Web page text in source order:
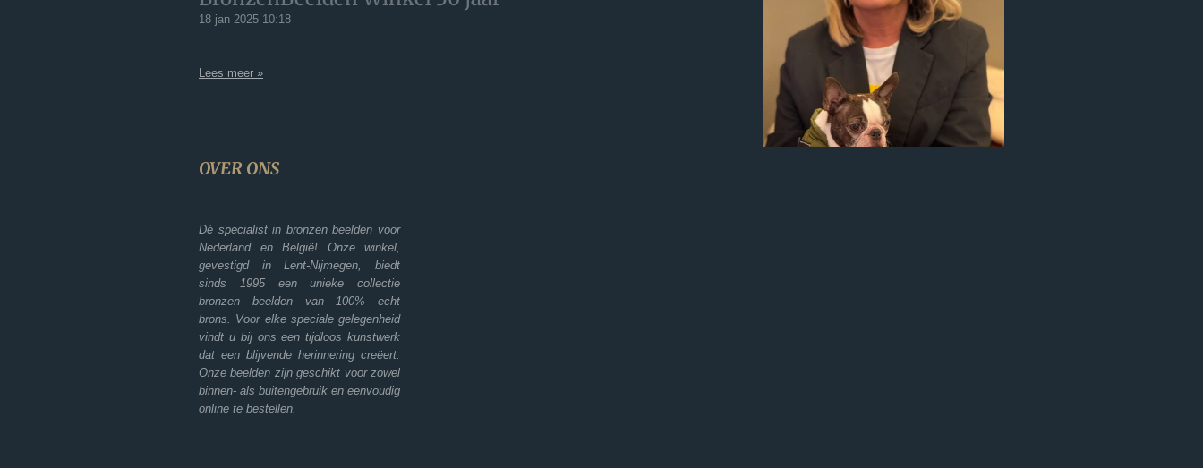
18 jan 2025 10:18
Lees meer »
OVER ONS
Dé specialist in bronzen beelden voor
Nederland en België! Onze winkel,
gevestigd in Lent-Nijmegen, biedt
sinds 1995 een unieke collectie
bronzen beelden van 100% echt
brons. Voor elke speciale gelegenheid
vindt u bij ons een tijdloos kunstwerk
dat een blijvende herinnering creëert.
Onze beelden zijn geschikt voor zowel
binnen- als buitengebruik en eenvoudig
online te bestellen.